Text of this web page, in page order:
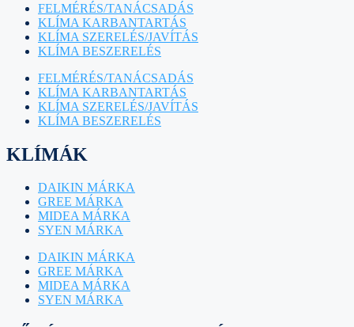
FELMÉRÉS/TANÁCSADÁS
KLÍMA KARBANTARTÁS
KLÍMA SZERELÉS/JAVÍTÁS
KLÍMA BESZERELÉS
FELMÉRÉS/TANÁCSADÁS
KLÍMA KARBANTARTÁS
KLÍMA SZERELÉS/JAVÍTÁS
KLÍMA BESZERELÉS
KLÍMÁK
DAIKIN MÁRKA
GREE MÁRKA
MIDEA MÁRKA
SYEN MÁRKA
DAIKIN MÁRKA
GREE MÁRKA
MIDEA MÁRKA
SYEN MÁRKA